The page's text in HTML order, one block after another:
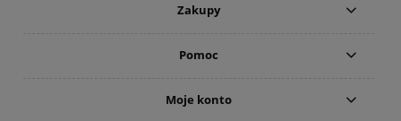
Zakupy
Pomoc
Moje konto